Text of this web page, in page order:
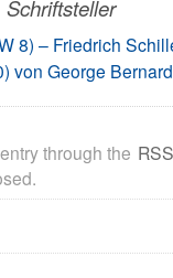
8) – Friedrich
von George
through the